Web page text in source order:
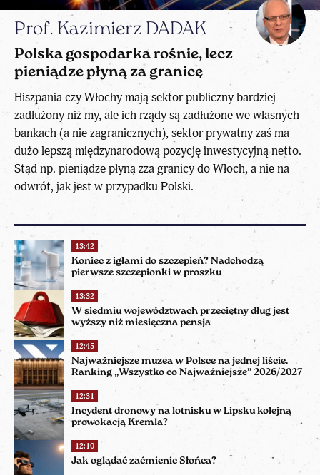
13:42
Koniec z igłami do szczepień? Nadchodzą
pierwsze szczepionki w proszku
13:32
W siedmiu województwach przeciętny dług jest
wyższy niż miesięczna pensja
12:45
Najważniejsze muzea w Polsce na jednej liście.
Ranking „Wszystko co Najważniejsze” 2026/2027
12:31
Incydent dronowy na lotnisku w Lipsku kolejną
prowokacją Kremla?
12:10
Jak oglądać zaćmienie Słońca?
Prof. Kazimierz DADAK
Polska gospodarka rośnie, lecz
pieniądze płyną za granicę
Hiszpania czy Włochy mają sektor publiczny bardziej
zadłużony niż my, ale ich rządy są zadłużone we własnych
bankach (a nie zagranicznych), sektor prywatny zaś ma
dużo lepszą międzynarodową pozycję inwestycyjną netto.
Stąd np. pieniądze płyną zza granicy do Włoch, a nie na
odwrót, jak jest w przypadku Polski.